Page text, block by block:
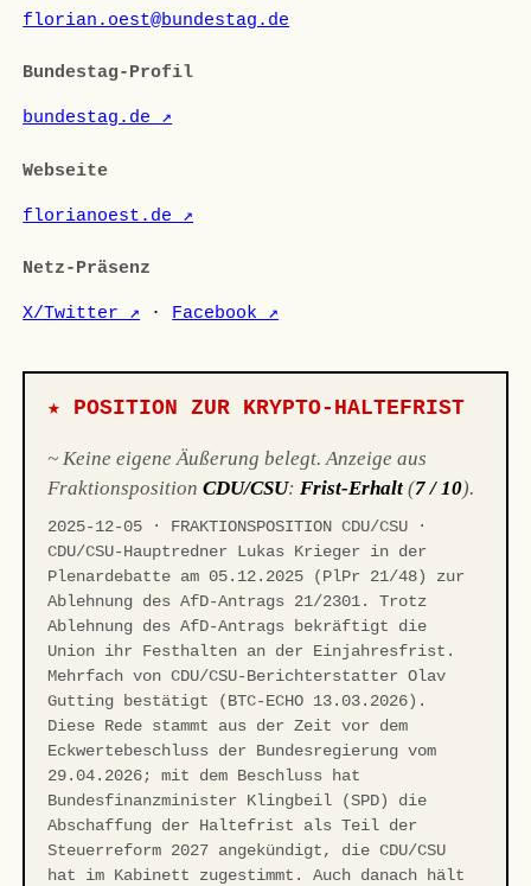
florian.oest@bundestag.de
Bundestag-Profil
bundestag.de ↗
Webseite
florianoest.de ↗
Netz-Präsenz
X/Twitter ↗ · Facebook ↗
★ POSITION ZUR KRYPTO-HALTEFRIST
~ Keine eigene Äußerung belegt. Anzeige aus
FraktionspositionCDU/CSU:Frist-Erhalt (7 / 10).
2025-12-05 · FRAKTIONSPOSITION CDU/CSU ·
CDU/CSU-Hauptredner Lukas Krieger in der
Plenardebatte am 05.12.2025 (PlPr 21/48) zur
Ablehnung des AfD-Antrags 21/2301. Trotz
Ablehnung des AfD-Antrags bekräftigt die
Union ihr Festhalten an der Einjahresfrist.
Mehrfach von CDU/CSU-Berichterstatter Olav
Gutting bestätigt (BTC-ECHO 13.03.2026).
Diese Rede stammt aus der Zeit vor dem
Eckwertebeschluss der Bundesregierung vom
29.04.2026; mit dem Beschluss hat
Bundesfinanzminister Klingbeil (SPD) die
Abschaffung der Haltefrist als Teil der
Steuerreform 2027 angekündigt, die CDU/CSU
hat im Kabinett zugestimmt. Auch danach hält